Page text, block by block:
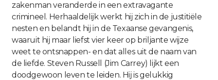
zakenman veranderde in een extravagante
crimineel. Herhaaldelijk werkt hij zich in de justitiële
nesten en belandt hij in de Texaanse gevangenis,
waaruit hij maar liefst vier keer op briljante wijze
weet te ontsnappen- en dat alles uit de naam van
de liefde. Steven Russell (Jim Carrey) lijkt een
doodgewoon leven te leiden. Hij is gelukkig